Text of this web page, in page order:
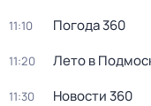
11:10 Погода 360
11:20 Лето в
11:30 Новости 360